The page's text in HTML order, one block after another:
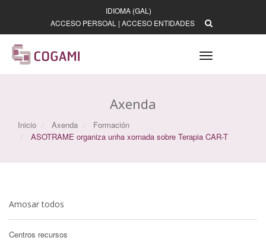
IDIOMA (GAL)
ACCESO PERSOAL | ACCESO ENTIDADES
Toggle
Axenda
Inicio Axenda
Formación
ASOTRAME organiza unha xornada sobre Terapia CAR-T
Amosar todos
Centros recursos